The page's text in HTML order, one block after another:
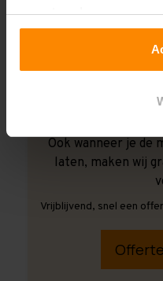
accepteren!
Ook wanneer je de
laten, maken wij
Vrijblijvend, snel een